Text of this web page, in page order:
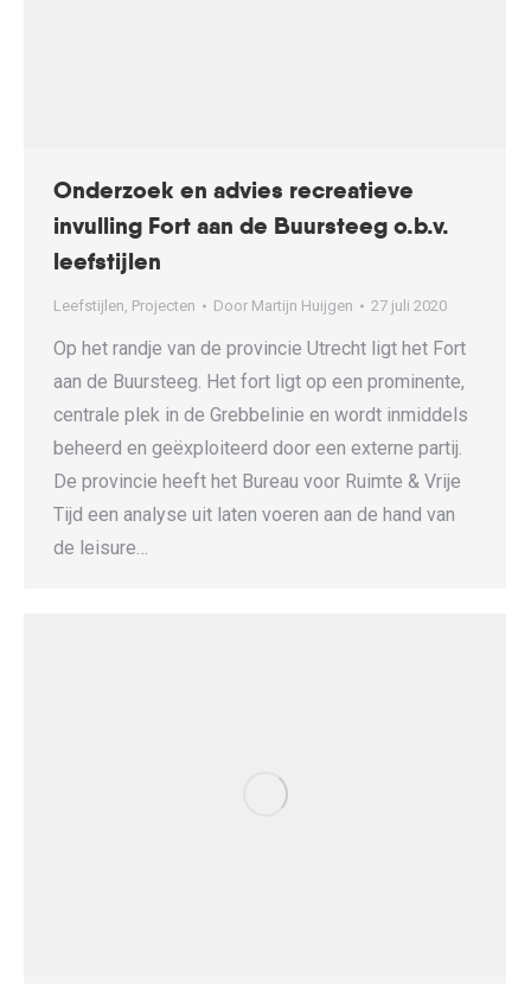
Onderzoek en advies recreatieve
invulling Fort aan de Buursteeg o.b.v.
leefstijlen
Leefstijlen, Projecten Door Martijn Huijgen 27 juli 2020
Op het randje van de provincie Utrecht ligt het Fort
aan de Buursteeg. Het fort ligt op een prominente,
centrale plek in de Grebbelinie en wordt inmiddels
beheerd en geëxploiteerd door een externe partij.
De provincie heeft het Bureau voor Ruimte & Vrije
Tijd een analyse uit laten voeren aan de hand van
de leisure…